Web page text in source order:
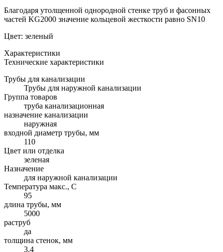
Благодаря утолщенной однородной стенке труб и фасонных
частей KG2000 значение кольцевой жесткости равно SN10
Цвет: зеленый
Характеристики
Технические характеристики
Трубы для канализации
Трубы для наружной канализации
Группа товаров
труба канализационная
назначение канализации
наружная
входной диаметр трубы, мм
110
Цвет или отделка
зеленая
Назначение
для наружной канализации
Температура макс., С
95
длина трубы, мм
5000
раструб
да
толщина стенок, мм
3.4